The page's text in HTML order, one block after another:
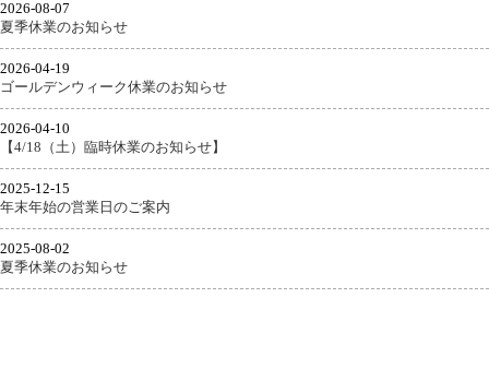
2026-08-07
夏季休業のお知らせ
2026-04-19
ゴールデンウィーク休業のお知らせ
2026-04-10
【4/18（土）臨時休業のお知らせ】
2025-12-15
年末年始の営業日のご案内
2025-08-02
夏季休業のお知らせ